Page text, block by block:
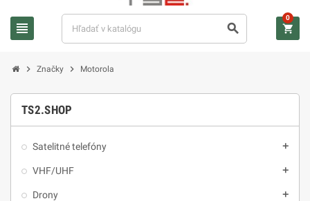
view_headline search shopping_cart
0
chevron_right Značky chevron_right Motorola
TS2.SHOP
Satelitné telefóny add
VHF/UHF add
Drony add